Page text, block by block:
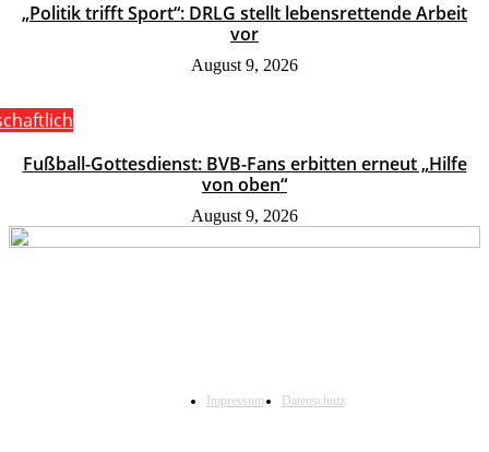
„Politik trifft Sport“: DRLG stellt lebensrettende Arbeit
vor
August 9, 2026
Fußball-Gottesdienst: BVB-Fans erbitten erneut „Hilfe
von oben“
August 9, 2026
Impressum Datenschutz